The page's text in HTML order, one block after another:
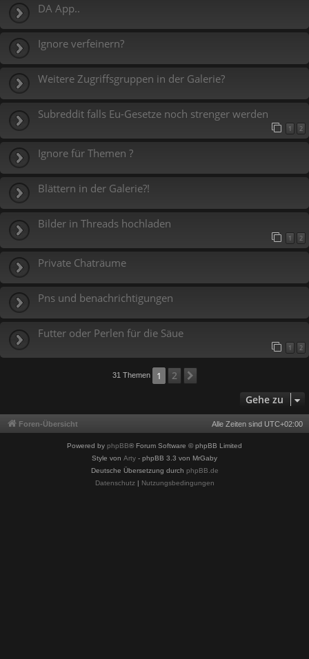
DA App..
Ignore verfeinern?
Weitere Zugriffsgruppen in der Galerie?
Subreddit falls Eu-Gesetze noch strenger werden
1 2
Ignore für Themen ?
Blättern in der Galerie?!
Bilder in Threads hochladen
1 2
Private Chaträume
Pns und benachrichtigungen
Futter oder Perlen für die Säue
1 2
31 Themen 1 2
Gehe zu
Foren-Übersicht Alle Zeiten sind UTC+02:00
Powered by phpBB® Forum Software © phpBB Limited
Style von Arty - phpBB 3.3 von MrGaby
Deutsche Übersetzung durch phpBB.de
Datenschutz| Nutzungsbedingungen